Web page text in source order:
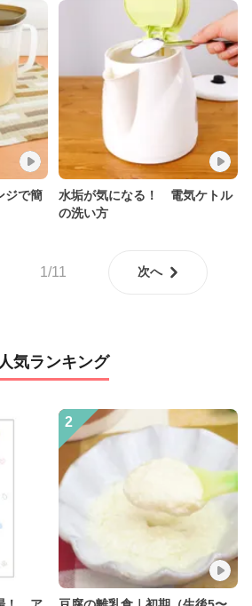
ジで簡
水垢が気になる！ 電気ケトル
の洗い方
1/11 次へ
人気ランキング
2